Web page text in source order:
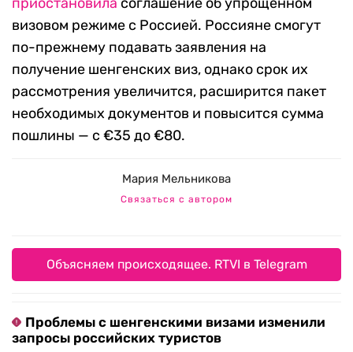
визовом режиме с Россией. Россияне смогут
по-прежнему подавать заявления на
получение шенгенских виз, однако срок их
рассмотрения увеличится, расширится пакет
необходимых документов и повысится сумма
пошлины — с €35 до €80.
Мария Мельникова
Связаться с автором
Объясняем происходящее. RTVI в Telegram
Проблемы с шенгенскими визами изменили
запросы российских туристов